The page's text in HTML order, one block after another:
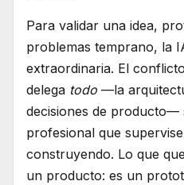
Para validar una idea,
problemas temprano, la
extraordinaria. El
delega todo —la
decisiones de producto—
profesional que
construyendo. Lo que
un producto: es un